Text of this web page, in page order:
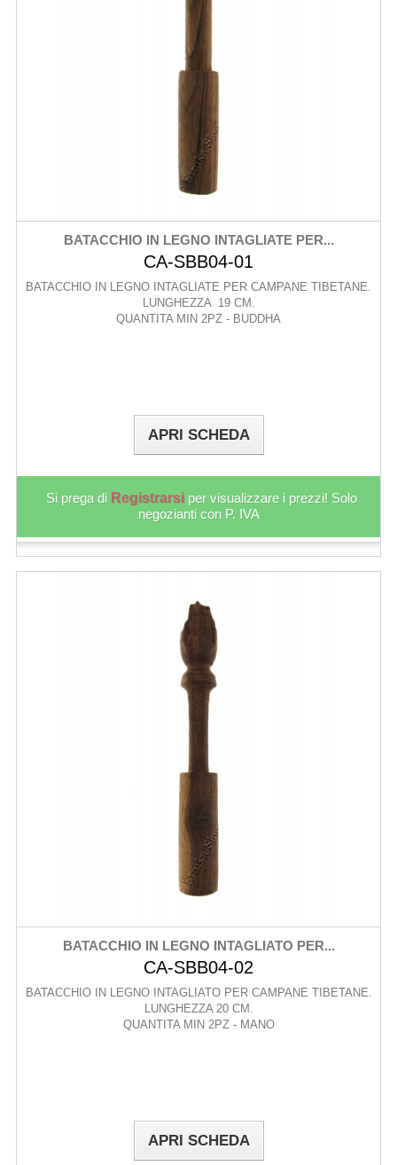
BATACCHIO IN LEGNO INTAGLIATE PER...
CA-SBB04-01
BATACCHIO IN LEGNO INTAGLIATE PER CAMPANE TIBETANE.
LUNGHEZZA 19 CM.
QUANTITA MIN 2PZ - BUDDHA
APRI SCHEDA
Si prega di Registrarsi per visualizzare i prezzi! Solo
negozianti con P. IVA
BATACCHIO IN LEGNO INTAGLIATO PER...
CA-SBB04-02
BATACCHIO IN LEGNO INTAGLIATO PER CAMPANE TIBETANE.
LUNGHEZZA 20 CM.
QUANTITA MIN 2PZ - MANO
APRI SCHEDA